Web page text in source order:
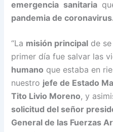
emergencia sanitaria
pandemia de
“La misión principal de
primer día fue salvar las
humano que estaba en
nuestro jefe de Estado
Tito Livio Moreno, y
solicitud del señor
General de las Fuerzas